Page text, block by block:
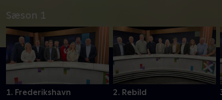
Sæson 1
1. Frederikshavn 2. Rebild